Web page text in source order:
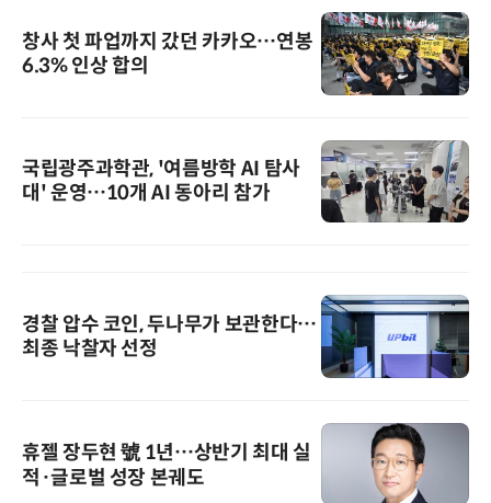
창사 첫 파업까지 갔던 카카오…연봉
6.3% 인상 합의
국립광주과학관, '여름방학 AI 탐사
대' 운영…10개 AI 동아리 참가
경찰 압수 코인, 두나무가 보관한다…
최종 낙찰자 선정
휴젤 장두현 號 1년…상반기 최대 실
적·글로벌 성장 본궤도